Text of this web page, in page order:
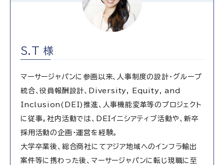
S.T 様
マーサージャパンに参画以来、人事制度の設計・グループ
統合、役員報酬設計、Diversity, Equity, and
Inclusion(DEI)推進、人事機能変革等のプロジェクト
に従事。社内活動では、DEIイニシアティブ活動や、新卒
採用活動の企画・運営を経験。
大学卒業後、総合商社にてアジア地域へのインフラ輸出
案件等に携わった後、マーサージャパンに転じ現職に至